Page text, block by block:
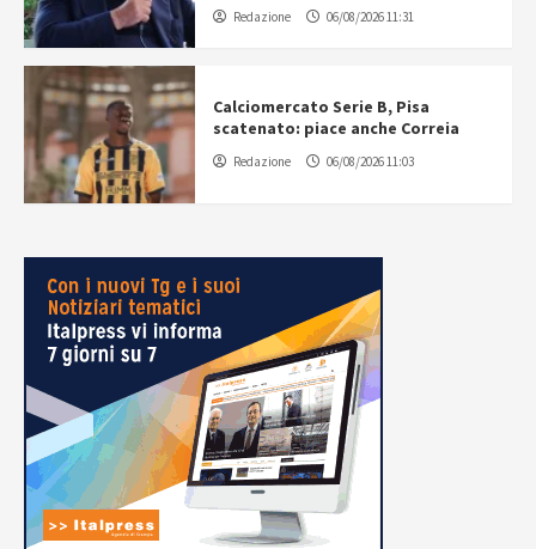
Redazione 06/08/2026 11:31
Calciomercato Serie B, Pisa
scatenato: piace anche Correia
Redazione 06/08/2026 11:03